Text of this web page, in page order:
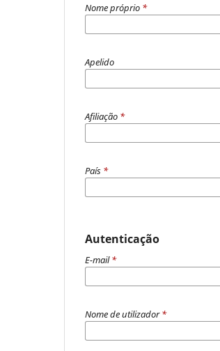
Nome próprio *
Apelido
Afiliação *
País *
Autenticação
E-mail*
Nome de utilizador*